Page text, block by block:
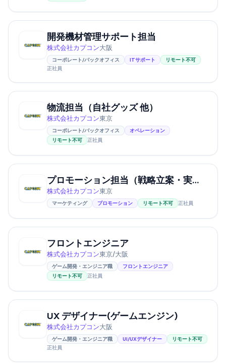
開発機材管理サポート担当
株式会社カプコン大阪
コーポレート/バックオフィス ITサポート
リモート不可
正社員
物流担当（自社グッズ 他）
株式会社カプコン東京
コーポレート/バックオフィス
オペレーション
リモート不可
正社員
プロモーション担当（戦略立案・実行）
株式会社カプコン東京
マーケティング プロモーション リモート不可 正社員
フロントエンジニア
株式会社カプコン東京/大阪
ゲーム開発・エンジニア職
フロントエンジニア
リモート不可
正社員
UX デザイナー(ゲームエンジン)
株式会社カプコン大阪
ゲーム開発・エンジニア職 UI/UXデザイナー
リモート不可
正社員